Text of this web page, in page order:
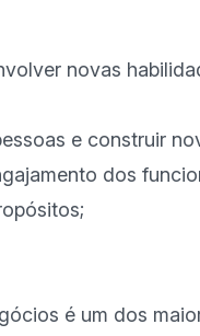
novas
e construir
dos
é um dos